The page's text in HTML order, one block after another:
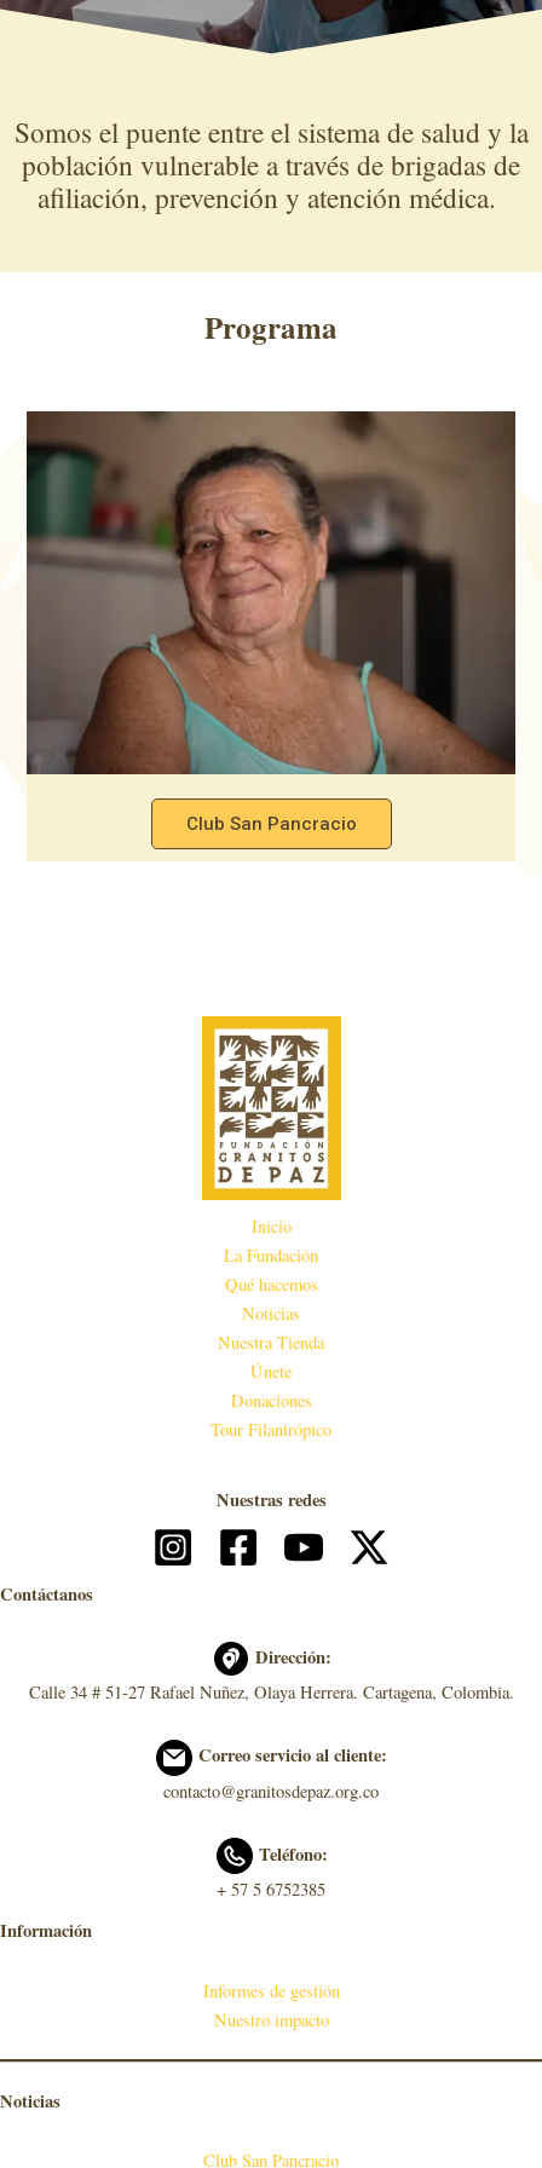
Somos el puente entre el sistema de salud y la
población vulnerable a través de brigadas de
afiliación, prevención y atención médica.
Programa
Club San Pancracio
Inicio
La Fundación
Qué hacemos
Noticias
Nuestra Tienda
Únete
Donaciones
Tour Filantrópico
Nuestras redes
Contáctanos
Dirección:
Calle 34 # 51-27 Rafael Nuñez, Olaya Herrera. Cartagena, Colombia.
Correo servicio al cliente:
contacto@granitosdepaz.org.co
Teléfono:
+ 57 5 6752385
Información
Informes de gestión
Nuestro impacto
Noticias
Club San Pancracio